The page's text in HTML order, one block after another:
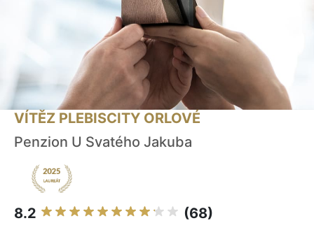
VÍTĚZ PLEBISCITY ORLOVÉ
Penzion U Svatého Jakuba
8.2 (68)